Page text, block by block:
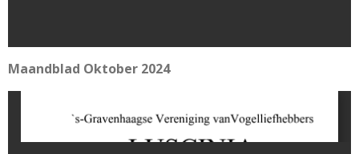
Maandblad Oktober 2024